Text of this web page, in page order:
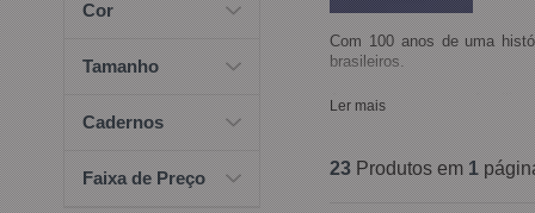
Cor
Tamanho
Cadernos
Faixa de Preço
Com 100 anos de uma
brasileiros.
Antes uma empresa
e soluções em acabamento
Somos uma companhia
consumidores de todas as
Ler mais
23 Produtos em 1